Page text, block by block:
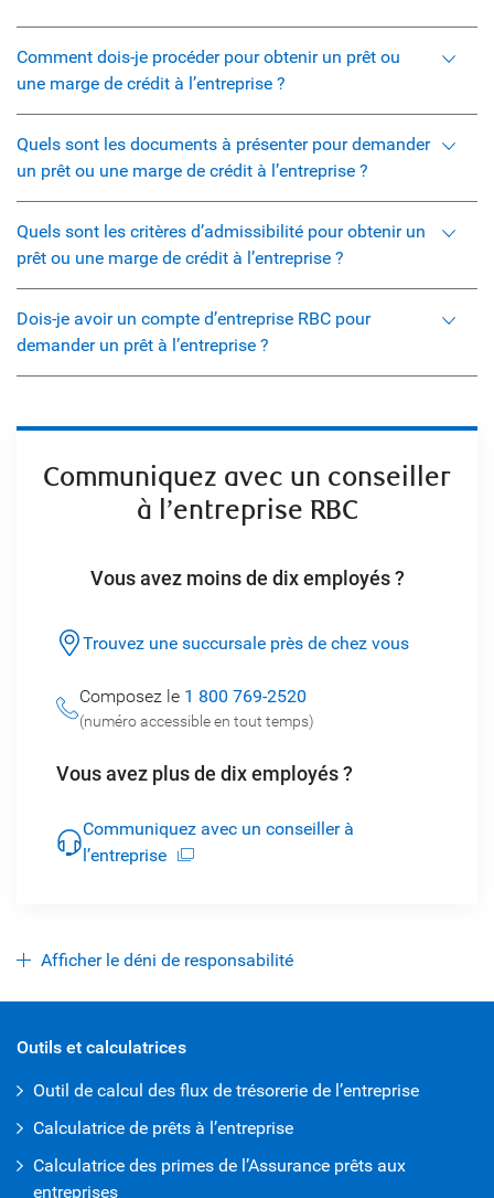
Comment dois-je procéder pour obtenir un prêt ou
une marge de crédit à l’entreprise ?
Quels sont les documents à présenter pour demander
un prêt ou une marge de crédit à l’entreprise ?
Quels sont les critères d’admissibilité pour obtenir un
prêt ou une marge de crédit à l’entreprise ?
Dois-je avoir un compte d’entreprise RBC pour
demander un prêt à l’entreprise ?
Communiquez avec un conseiller
à l’entreprise RBC
Vous avez moins de dix employés ?
Trouvez une succursale près de chez vous
Composez le 1 800 769-2520
(numéro accessible en tout temps)
Vous avez plus de dix employés ?
Communiquez avec un conseiller à
l’entreprise
Afficher le déni de responsabilité
Outils et calculatrices
Outil de calcul des flux de trésorerie de l’entreprise
Calculatrice de prêts à l’entreprise
Calculatrice des primes de l’Assurance prêts aux
entreprises